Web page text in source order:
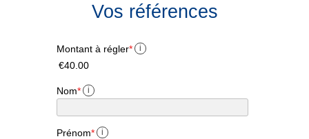
Vos références
Montant à régler* i
€40.00
Nom* i
Prénom* i